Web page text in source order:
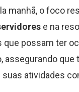
manhã, o foco
e na
possam ter
assegurando que
atividades